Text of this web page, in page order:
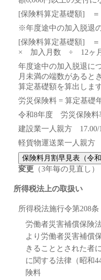
[保険料算定基礎額]
※年度途中の加入脱退
[保険料算定基礎額]
× 加入月数 ÷ 12ヶ
年度途中の加入脱退に
月未満の端数があると
算定基礎額を算出します
労災保険料 = 算定基礎
令和8年度 労災保険料
建設業一人親方 17.00/
軽貨物運送業一人親方
変更 （3年毎の見直し）
所得税法上の取扱い
所得税法施行令第208
労働者災害補償保険
より労働者災害補償
きることとされた者
に関する法律（昭和
険料